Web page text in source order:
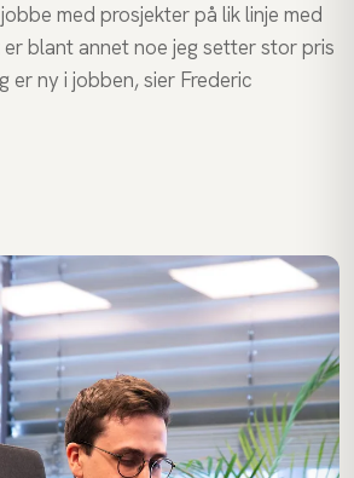
med prosjekter på lik linje med
blant annet noe jeg setter stor pris
er ny i jobben, sier Frederic